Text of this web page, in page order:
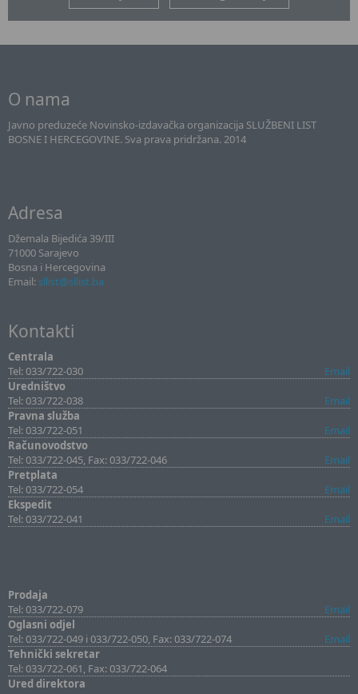
O nama
Javno preduzeće Novinsko-izdavačka organizacija SLUŽBENI LIST
BOSNE I HERCEGOVINE. Sva prava pridržana. 2014
Adresa
Džemala Bijedića 39/III
71000 Sarajevo
Bosna i Hercegovina
Email: sllist@sllist.ba
Kontakti
Centrala
Tel: 033/722-030
Email
Uredništvo
Tel: 033/722-038
Email
Pravna služba
Tel: 033/722-051
Email
Računovodstvo
Tel: 033/722-045, Fax: 033/722-046
Email
Pretplata
Tel: 033/722-054
Email
Ekspedit
Tel: 033/722-041
Email
Prodaja
Tel: 033/722-079
Email
Oglasni odjel
Tel: 033/722-049 i 033/722-050, Fax: 033/722-074
Email
Tehnički sekretar
Tel: 033/722-061, Fax: 033/722-064
Ured direktora